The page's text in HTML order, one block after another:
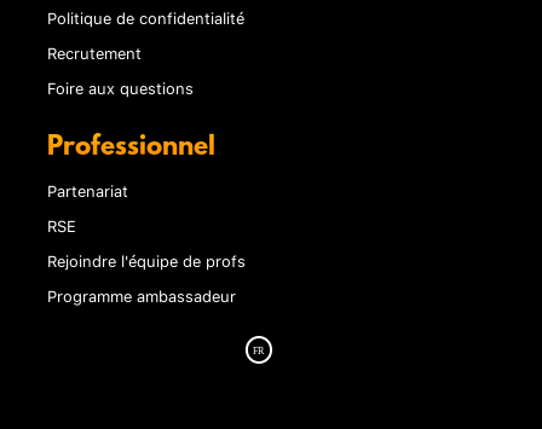
Politique de confidentialité
Recrutement
Foire aux questions
Professionnel
Partenariat
RSE
Rejoindre l'équipe de profs
Programme ambassadeur